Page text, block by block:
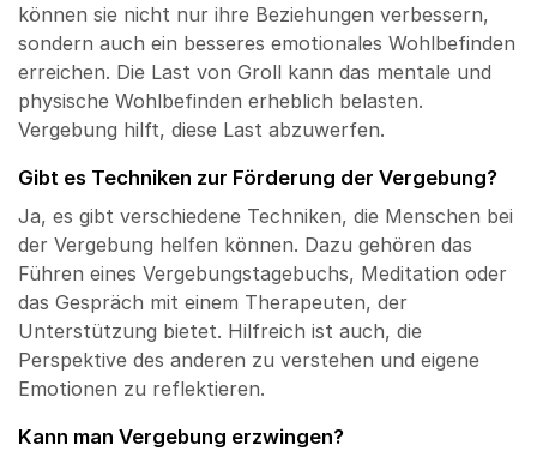
können sie nicht nur ihre Beziehungen verbessern,
sondern auch ein besseres emotionales Wohlbefinden
erreichen. Die Last von Groll kann das mentale und
physische Wohlbefinden erheblich belasten.
Vergebung hilft, diese Last abzuwerfen.
Gibt es Techniken zur Förderung der Vergebung?
Ja, es gibt verschiedene Techniken, die Menschen bei
der Vergebung helfen können. Dazu gehören das
Führen eines Vergebungstagebuchs, Meditation oder
das Gespräch mit einem Therapeuten, der
Unterstützung bietet. Hilfreich ist auch, die
Perspektive des anderen zu verstehen und eigene
Emotionen zu reflektieren.
Kann man Vergebung erzwingen?